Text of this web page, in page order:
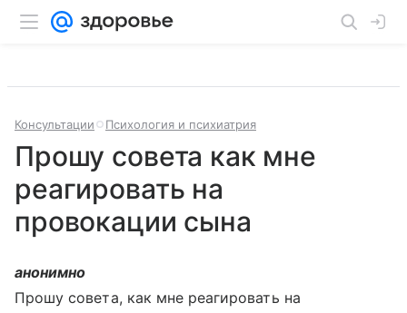
Консультации Психология и психиатрия
Прошу совета как мне
реагировать на
провокации сына
анонимно
Прошу совета, как мне реагировать на